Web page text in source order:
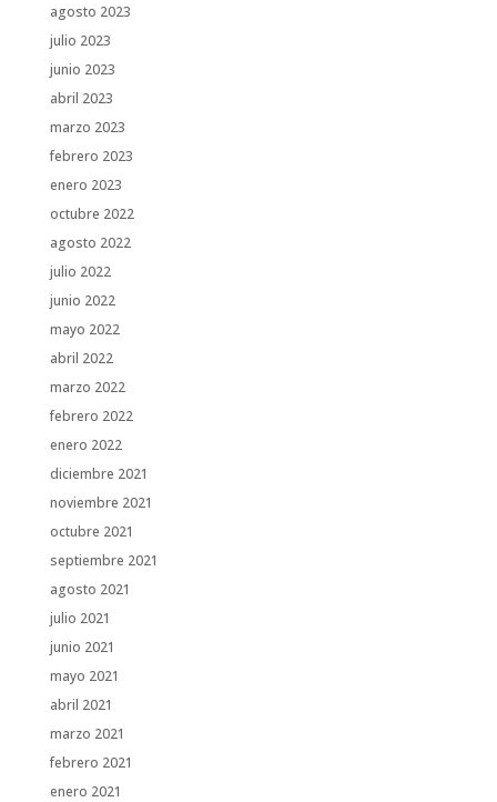
agosto 2023
julio 2023
junio 2023
abril 2023
marzo 2023
febrero 2023
enero 2023
octubre 2022
agosto 2022
julio 2022
junio 2022
mayo 2022
abril 2022
marzo 2022
febrero 2022
enero 2022
diciembre 2021
noviembre 2021
octubre 2021
septiembre 2021
agosto 2021
julio 2021
junio 2021
mayo 2021
abril 2021
marzo 2021
febrero 2021
enero 2021